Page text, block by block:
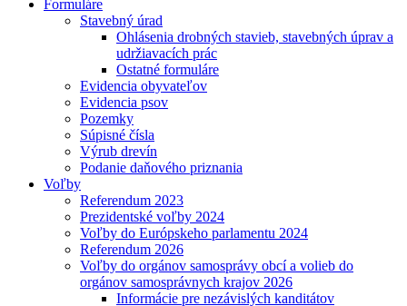
Formuláre
Stavebný úrad
Ohlásenia drobných stavieb, stavebných úprav a
udržiavacích prác
Ostatné formuláre
Evidencia obyvateľov
Evidencia psov
Pozemky
Súpisné čísla
Výrub drevín
Podanie daňového priznania
Voľby
Referendum 2023
Prezidentské voľby 2024
Voľby do Európskeho parlamentu 2024
Referendum 2026
Voľby do orgánov samosprávy obcí a volieb do
orgánov samosprávnych krajov 2026
Informácie pre nezávislých kanditátov